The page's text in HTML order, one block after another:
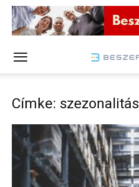
Címke: szezonalitás